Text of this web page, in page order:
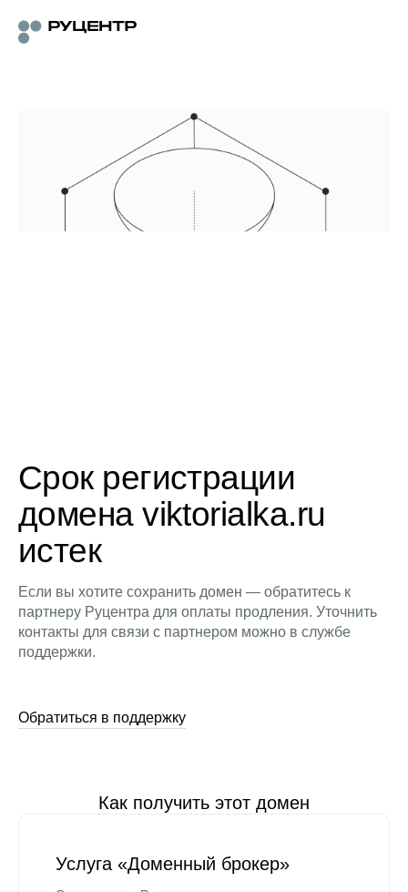
Срок регистрации
домена viktorialka.ru
истек
Если вы хотите сохранить домен — обратитесь к
партнеру Руцентра для оплаты продления. Уточнить
контакты для связи с партнером можно в службе
поддержки.
Обратиться в поддержку
Как получить этот домен
Услуга «Доменный брокер»